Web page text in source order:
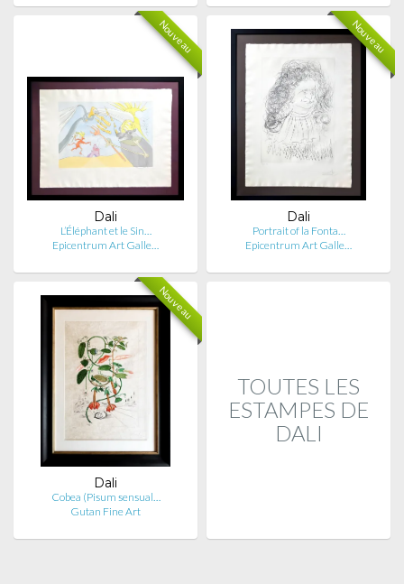
Nouveau
Dali
L’Éléphant et le Sin…
Epicentrum Art Galle…
Nouveau
Dali
Portrait of la Fonta…
Epicentrum Art Galle…
Nouveau
Dali
Cobea (Pisum sensual…
Gutan Fine Art
TOUTES LES
ESTAMPES DE
DALI